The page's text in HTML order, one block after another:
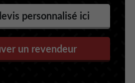
personnalisé ici
un revendeur